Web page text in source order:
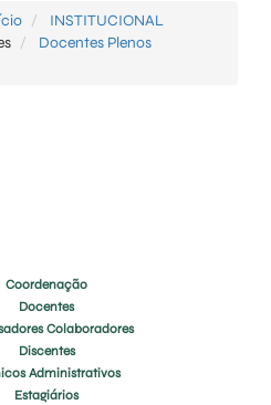
INSTITUCIONAL
Docentes Plenos
Coordenação
Docentes
Colaboradores
Discentes
Administrativos
Estagiários